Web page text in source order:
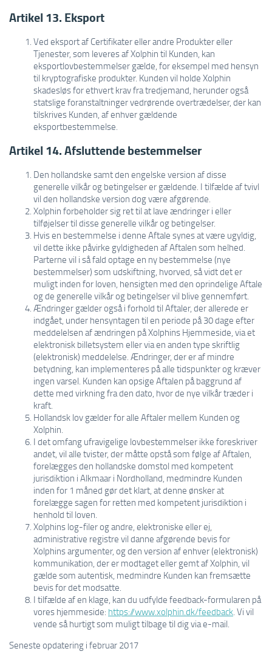
Artikel 13. Eksport
Ved eksport af Certifikater eller andre Produkter eller
Tjenester, som leveres af Xolphin til Kunden, kan
eksportlovbestemmelser gælde, for eksempel med hensyn
til kryptografiske produkter. Kunden vil holde Xolphin
skadesløs for ethvert krav fra tredjemand, herunder også
statslige foranstaltninger vedrørende overtrædelser, der kan
tilskrives Kunden, af enhver gældende
eksportbestemmelse.
Artikel 14. Afsluttende bestemmelser
Den hollandske samt den engelske version af disse
generelle vilkår og betingelser er gældende. I tilfælde af tvivl
vil den hollandske version dog være afgørende.
Xolphin forbeholder sig ret til at lave ændringer i eller
tilføjelser til disse generelle vilkår og betingelser.
Hvis en bestemmelse i denne Aftale synes at være ugyldig,
vil dette ikke påvirke gyldigheden af Aftalen som helhed.
Parterne vil i så fald optage en ny bestemmelse (nye
bestemmelser) som udskiftning, hvorved, så vidt det er
muligt inden for loven, hensigten med den oprindelige Aftale
og de generelle vilkår og betingelser vil blive gennemført.
Ændringer gælder også i forhold til Aftaler, der allerede er
indgået, under hensyntagen til en periode på 30 dage efter
meddelelsen af ændringen på Xolphins Hjemmeside, via et
elektronisk billetsystem eller via en anden type skriftlig
(elektronisk) meddelelse. Ændringer, der er af mindre
betydning, kan implementeres på alle tidspunkter og kræver
ingen varsel. Kunden kan opsige Aftalen på baggrund af
dette med virkning fra den dato, hvor de nye vilkår træder i
kraft.
Hollandsk lov gælder for alle Aftaler mellem Kunden og
Xolphin.
I det omfang ufravigelige lovbestemmelser ikke foreskriver
andet, vil alle tvister, der måtte opstå som følge af Aftalen,
forelægges den hollandske domstol med kompetent
jurisdiktion i Alkmaar i Nordholland, medmindre Kunden
inden for 1 måned gør det klart, at denne ønsker at
forelægge sagen for retten med kompetent jurisdiktion i
henhold til loven.
Xolphins log-filer og andre, elektroniske eller ej,
administrative registre vil danne afgørende bevis for
Xolphins argumenter, og den version af enhver (elektronisk)
kommunikation, der er modtaget eller gemt af Xolphin, vil
gælde som autentisk, medmindre Kunden kan fremsætte
bevis for det modsatte.
I tilfælde af en klage, kan du udfylde feedback-formularen på
vores hjemmeside: https://www.xolphin.dk/feedback. Vi vil
vende så hurtigt som muligt tilbage til dig via e-mail.
Seneste opdatering i februar 2017